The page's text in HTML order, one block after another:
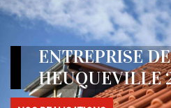
ENTREPRISE
HEUQUEVILLE